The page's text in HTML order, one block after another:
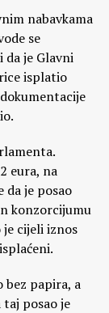
nabavkama
se
je Glavni
isplatio
eura, na
je posao
konzorcijumu
je cijeli iznos
papira, a
posao je